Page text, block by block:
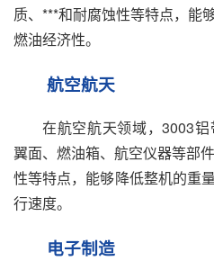
质、***和耐腐蚀性等特点，能
燃油经济性。
航空航天
在航空航天领域，3003铝
翼面、燃油箱、航空仪器等部
性等特点，能够降低整机的重
行速度。
电子制造